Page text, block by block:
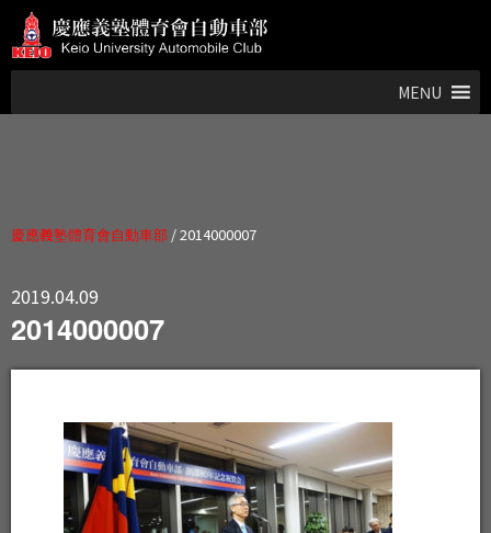
MENU
慶應義塾體育會自動車部 /2014000007
2019.04.09
2014000007